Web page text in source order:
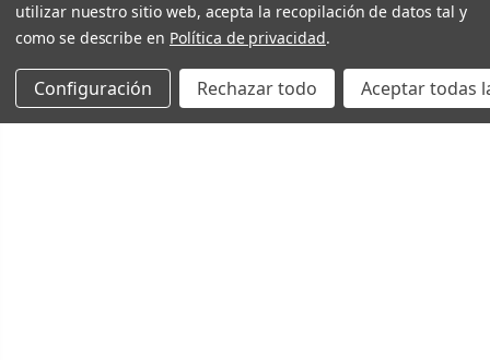
utilizar nuestro sitio web, acepta la recopilación de datos tal y
como se describe en Política de privacidad.
Configuración Rechazar todo Aceptar todas